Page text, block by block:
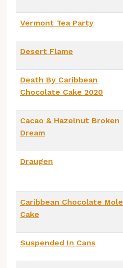
Vermont Tea Party
Desert Flame
Death By Caribbean
Chocolate Cake 2020
Cacao & Hazelnut Broken
Dream
Draugen
Caribbean Chocolate Mole
Cake
Suspended In Cans